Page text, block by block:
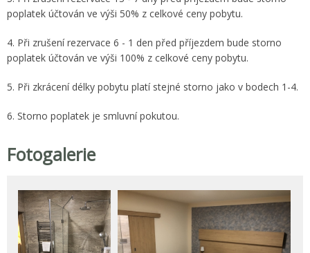
poplatek účtován ve výši 50% z celkové ceny pobytu.
4. Při zrušení rezervace 6 - 1 den před příjezdem bude storno
poplatek účtován ve výši 100% z celkové ceny pobytu.
5. Při zkrácení délky pobytu platí stejné storno jako v bodech 1-4.
6. Storno poplatek je smluvní pokutou.
Fotogalerie